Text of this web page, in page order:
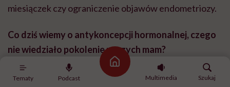
Tematy Podcast
Strona główna
Multimedia
Szukaj
miesiączek czy ograniczenie objawów endometriozy.
Co dziś wiemy o antykoncepcji hormonalnej, czego
nie wiedziało pokolenie naszych mam?
Wiemy, że większość zdrowych kobiet może